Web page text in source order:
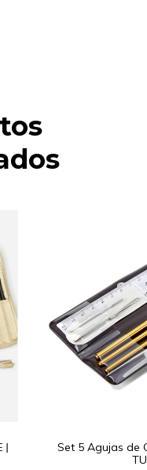
|
Set 5 Agujas de